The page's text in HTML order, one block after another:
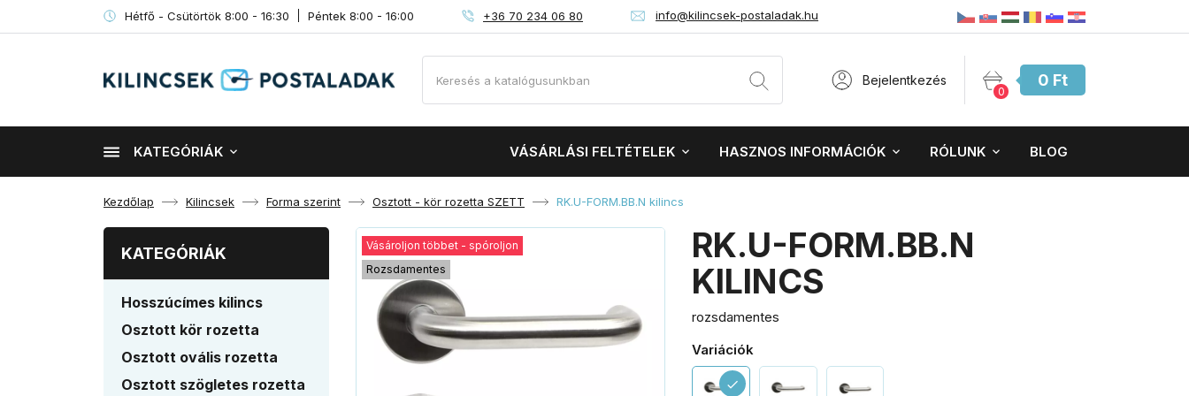
Hétfő - Csütörtök 8:00 - 16:30 Péntek 8:00 - 16:00 +36 70 234 06 80 info@kilincsek-postaladak.hu
Bejelentkezés
0
0 Ft
KATEGÓRIÁK VÁSÁRLÁSI FELTÉTELEK HASZNOS INFORMÁCIÓK RÓLUNK BLOG
Kezdőlap Kilincsek Forma szerint Osztott - kör rozetta SZETT RK.U-FORM.BB.N kilincs
KATEGÓRIÁK
Hosszúcímes kilincs
Osztott kör rozetta
Osztott ovális rozetta
Osztott szögletes rozetta
Vásároljon többet - spóroljon
Rozsdamentes
RK.U-FORM.BB.N
KILINCS
rozsdamentes
Variációk
check